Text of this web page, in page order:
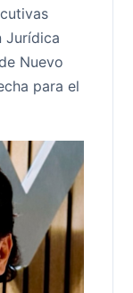
Jurídica
Nuevo
para el